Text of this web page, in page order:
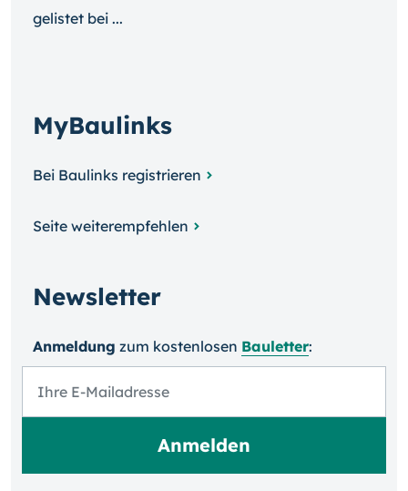
gelistet bei ...
MyBaulinks
Bei Baulinks registrieren
Seite weiterempfehlen
Newsletter
Anmeldung zum kosten­losen Bauletter: